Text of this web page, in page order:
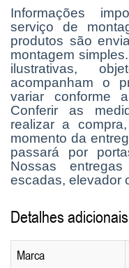
Informações
serviço de
produtos são
montagem
ilustrativas,
acompanham o
variar conforme
Conferir as
realizar a
momento da
passará por
Nossas
escadas, elevador
Detalhes adicionais
Marca